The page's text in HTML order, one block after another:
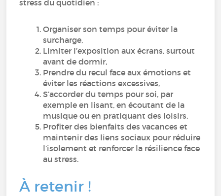
stress du quotidien :
Organiser son temps pour éviter la
surcharge,
Limiter l’exposition aux écrans, surtout
avant de dormir,
Prendre du recul face aux émotions et
éviter les réactions excessives,
S’accorder du temps pour soi, par
exemple en lisant, en écoutant de la
musique ou en pratiquant des loisirs,
Profiter des bienfaits des vacances et
maintenir des liens sociaux pour réduire
l’isolement et renforcer la résilience face
au stress.
À retenir !